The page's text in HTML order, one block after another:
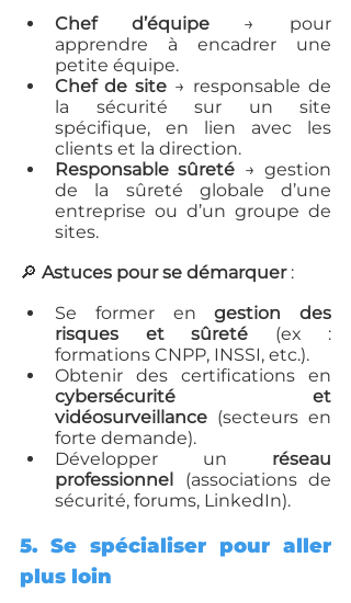
Chef d’équipe → pour
apprendre à encadrer une
petite équipe.
Chef de site → responsable de
la sécurité sur un site
spécifique, en lien avec les
clients et la direction.
Responsable sûreté → gestion
de la sûreté globale d’une
entreprise ou d’un groupe de
sites.
🔎 Astuces pour se démarquer :
Se former en gestion des
risques et sûreté (ex :
formations CNPP, INSSI, etc.).
cybersécurité et
vidéosurveillance (secteurs en
forte demande).
Développer un réseau
professionnel
(associations de
sécurité, forums, LinkedIn).
5. Se spécialiser pour aller
plus loin